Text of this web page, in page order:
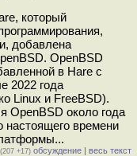
который
добавлена
OpenBSD
в Hare с
2022 года
Linux и FreeBSD).
OpenBSD около года
настоящего времени
(207 +17) обсуждение | весь текст